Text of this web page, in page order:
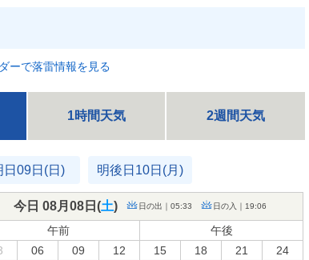
ーで落雷情報を見る
1時間天気 2週間天気
日09日(日) 明後日10日(月)
今日 08月08日(土) 日の出｜05:33 日の入｜19:06
午前
午後
06 09 12 15 18 21 24